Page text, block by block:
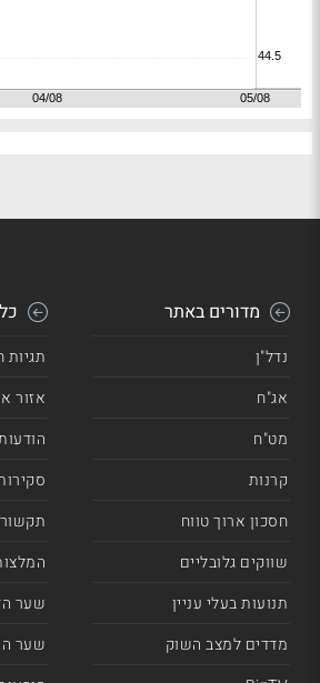
מדורים באתר
נדל"ן
אג"ח
מט"ח
קרנות
חסכון ארוך טווח
שווקים גלובליים
תנועות בעלי עניין
מדדים למצב השוק
תגיות
אזור
שער
שער